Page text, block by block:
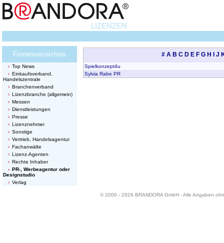
LIZENZEN
Firmenverzeichnis
Top News
Einkaufsverband,
Handelszentrale
Branchenverband
Lizenzbranche (allgemein)
Messen
Dienstleistungen
Presse
Lizenznehmer
Sonstige
Vertrieb, Handelsagentur
Fachanwälte
Lizenz-Agenten
Rechte Inhaber
PR-, Werbeagentur oder
Designstudio
Verlag
# A B C D E F G H J
Spielkonzept4u
Sylvia Rabe PR
© 2000 - 2026 BRANDORA GmbH - Alle Angaben